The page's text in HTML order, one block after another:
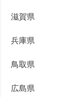
滋賀県
兵庫県
鳥取県
広島県